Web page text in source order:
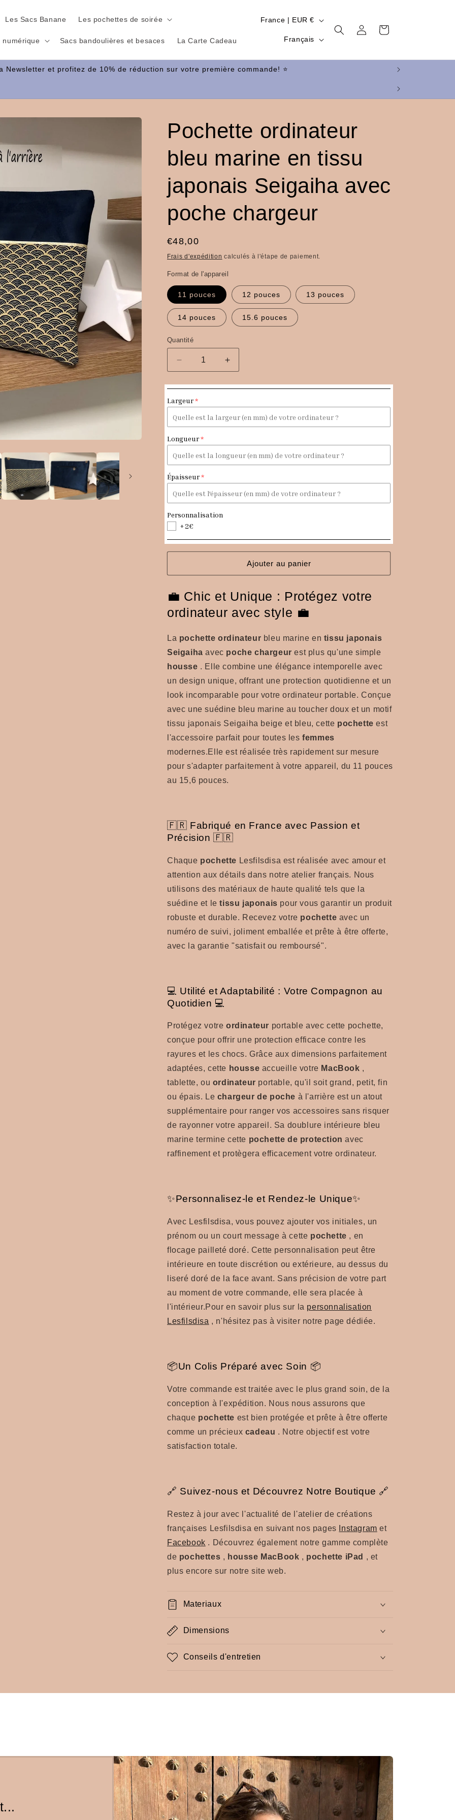
Les Sacs Banane Les pochettes de soirée
numérique Sacs bandoulières et besaces La Carte Cadeau
P
s
r
g
i
o
n
France | EUR €
L
n
u
Français
ConnexionPanier
Pochette ordinateur
bleu marine en tissu
japonais Seigaiha avec
poche chargeur
Prix
habituel
€48,00
Frais d'expédition calculés à l'étape de paiement.
Format de l'appareil
11 pouces 12 pouces 13 pouces
14 pouces 15.6 pouces
Quantité
Quantité
Réduire
la
quantité
Pochette
ordinateur
bleu
marine
tissu
Seigaiha
avec
poche
chargeur
Augmenter
la
quantité
Pochette
ordinateur
bleu
tissu
Seigaiha
avec
poche
Largeur
Longueur
Épaisseur
Personnalisation
+2€
Ajouter au panier
💼 Chic et Unique : Protégez votre
ordinateur avec style 💼
La pochette ordinateur bleu marine en tissu japonais
Seigaiha avec poche chargeur est plus qu'une simple
housse . Elle combine une élégance intemporelle avec
un design unique, offrant une protection quotidienne et un
look incomparable pour votre ordinateur portable. Conçue
avec une suédine bleu marine au toucher doux et un motif
tissu japonais Seigaiha beige et bleu, cette pochette est
l'accessoire parfait pour toutes lesfemmes
modernes.Elle est réalisée très rapidement sur mesure
pour s'adapter parfaitement à votre appareil, du 11 pouces
au 15,6 pouces.
🇫🇷 Fabriqué en France avec Passion et
Précision 🇫🇷
Chaque pochette Lesfilsdisa est réalisée avec amour et
attention aux détails dans notre atelier français. Nous
utilisons des matériaux de haute qualité tels que la
suédine et letissu japonais pour vous garantir un produit
robuste et durable. Recevez votre pochette avec un
numéro de suivi, joliment emballée et prête à être offerte,
avec la garantie "satisfait ou remboursé".
💻 Utilité et Adaptabilité : Votre Compagnon au
Quotidien 💻
Protégez votre ordinateur portable avec cette pochette,
conçue pour offrir une protection efficace contre les
rayures et les chocs. Grâce aux dimensions parfaitement
adaptées, cette housse accueille votre MacBook ,
tablette, ou ordinateur portable, qu'il soit grand, petit, fin
ou épais. Le chargeur de poche à l'arrière est un atout
supplémentaire pour ranger vos accessoires sans risquer
de rayonner votre appareil. Sa doublure intérieure bleu
marine termine cette pochette de protection avec
raffinement et protègera efficacement votre ordinateur.
✨Personnalisez-le et Rendez-le Unique✨
Avec Lesfilsdisa, vous pouvez ajouter vos initiales, un
prénom ou un court message à cette pochette , en
flocage pailleté doré. Cette personnalisation peut être
intérieure en toute discrétion ou extérieure, au dessus du
liseré doré de la face avant. Sans précision de votre part
au moment de votre commande, elle sera placée à
l'intérieur.Pour en savoir plus sur la personnalisation
Lesfilsdisa , n'hésitez pas à visiter notre page dédiée.
📦Un Colis Préparé avec Soin 📦
Votre commande est traitée avec le plus grand soin, de la
conception à l'expédition. Nous nous assurons que
chaque pochette est bien protégée et prête à être offerte
comme un précieux cadeau . Notre objectif est votre
satisfaction totale.
🔗 Suivez-nous et Découvrez Notre Boutique 🔗
Restez à jour avec l'actualité de l'atelier de créations
françaises Lesfilsdisa en suivant nos pages
Instagram et
Facebook . Découvrez également notre gamme complète
de pochettes , housse MacBook , pochette iPad , et
plus encore sur notre site web.
Materiaux
Dimensions
Conseils d'entretien